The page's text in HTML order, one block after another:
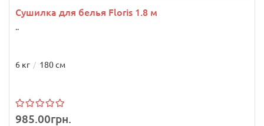
Сушилка для белья Floris 1.8 м
..
6 кг 180 см
985.00грн.